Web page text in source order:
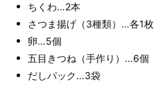
ちくわ…2本
さつま揚げ（3種類）…各1枚
卵…5個
五目きつね（手作り）…6個
だしパック…3袋